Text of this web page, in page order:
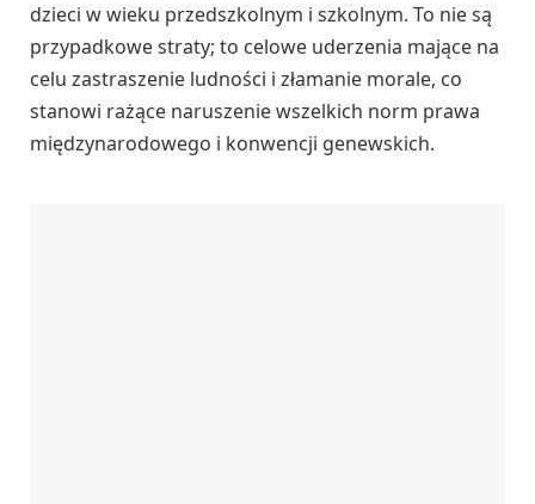
dzieci w wieku przedszkolnym i szkolnym. To nie są
przypadkowe straty; to celowe uderzenia mające na
celu zastraszenie ludności i złamanie morale, co
stanowi rażące naruszenie wszelkich norm prawa
międzynarodowego i konwencji genewskich.